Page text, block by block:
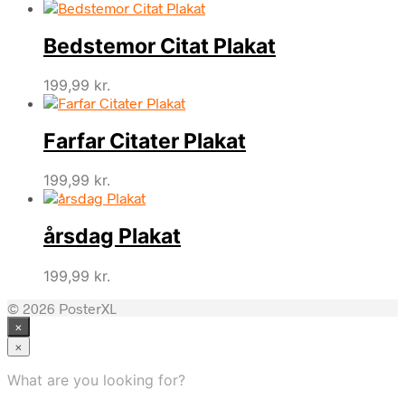
Bedstemor Citat Plakat
199,99 kr.
Farfar Citater Plakat
199,99 kr.
årsdag Plakat
199,99 kr.
© 2026 PosterXL
×
×
What are you looking for?